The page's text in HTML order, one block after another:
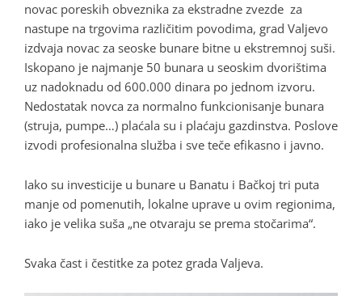
novac poreskih obveznika za ekstradne zvezde za
nastupe na trgovima različitim povodima, grad Valjevo
izdvaja novac za seoske bunare bitne u ekstremnoj suši.
Iskopano je najmanje 50 bunara u seoskim dvorištima
uz nadoknadu od 600.000 dinara po jednom izvoru.
Nedostatak novca za normalno funkcionisanje bunara
(struja, pumpe…) plaćala su i plaćaju gazdinstva. Poslove
izvodi profesionalna služba i sve teče efikasno i javno.
Iako su investicije u bunare u Banatu i Bačkoj tri puta
manje od pomenutih, lokalne uprave u ovim regionima,
iako je velika suša „ne otvaraju se prema stočarima“.
Svaka čast i čestitke za potez grada Valjeva.